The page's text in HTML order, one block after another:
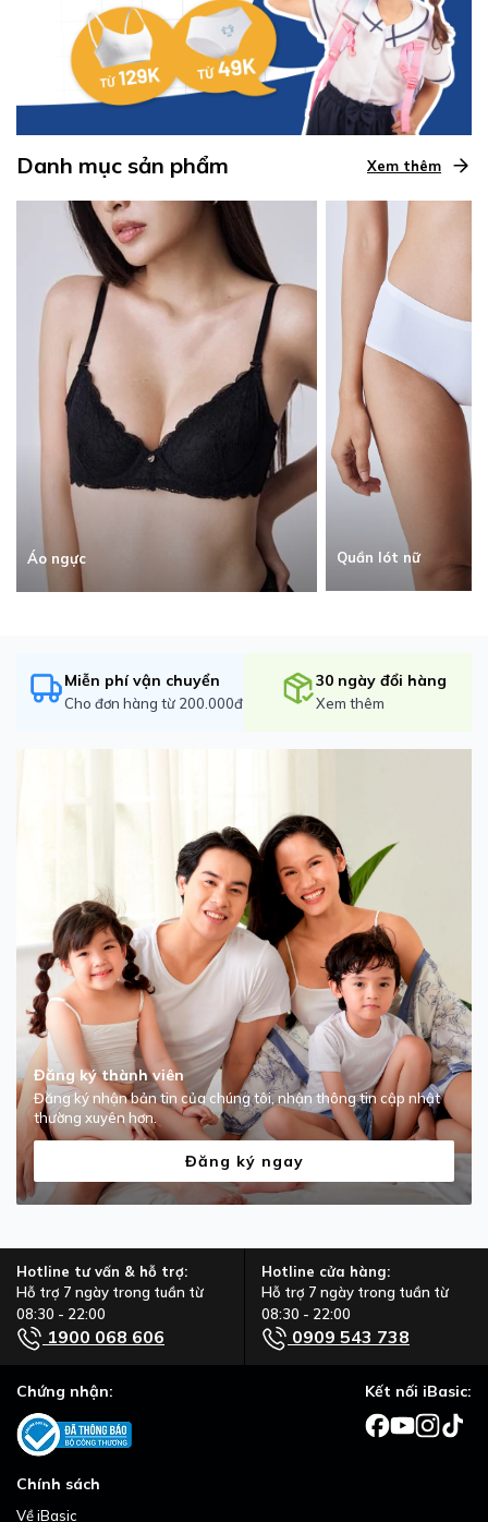
Danh mục sản phẩm Xem thêm
Áo ngực Quần lót nữ
Miễn phí vận chuyển
Cho đơn hàng từ 200.000đ
30 ngày đổi hàng
Xem thêm
Đăng ký thành viên
Đăng ký nhận bản tin của chúng tôi, nhận thông tin cập nhật
thường xuyên hơn.
Đăng ký ngay
Hotline tư vấn & hỗ trợ:
Hỗ trợ 7 ngày trong tuần từ
08:30 - 22:00
1900 068 606
Hotline cửa hàng:
Hỗ trợ 7 ngày trong tuần từ
08:30 - 22:00
0909 543 738
Chính sách
Về iBasic
Chứng nhận: Kết nối iBasic: